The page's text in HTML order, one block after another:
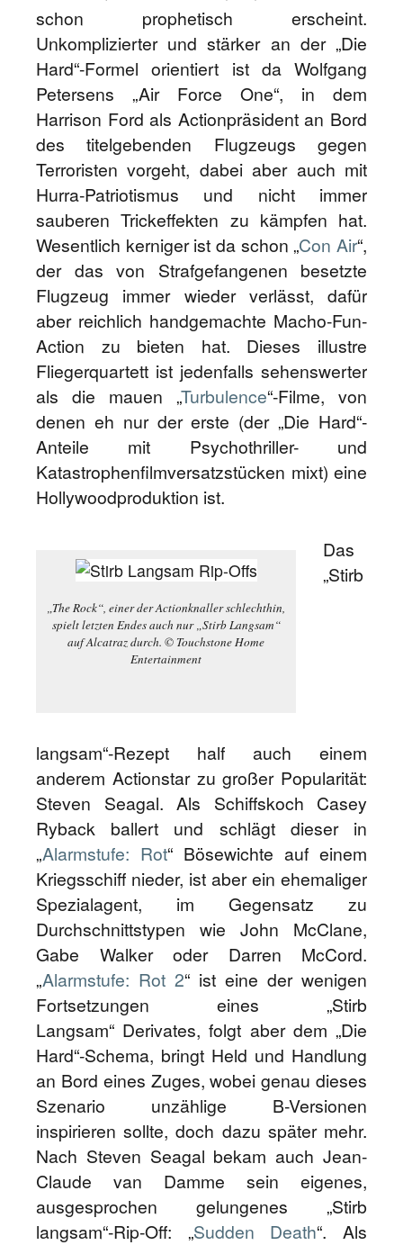
schon prophetisch erscheint.
Unkomplizierter und stärker an der „Die
Hard“-Formel orientiert ist da Wolfgang
Petersens „Air Force One“, in dem
Harrison Ford als Actionpräsident an Bord
des titelgebenden Flugzeugs gegen
Terroristen vorgeht, dabei aber auch mit
Hurra-Patriotismus und nicht immer
sauberen Trickeffekten zu kämpfen hat.
Wesentlich kerniger ist da schon „Con Air“,
der das von Strafgefangenen besetzte
Flugzeug immer wieder verlässt, dafür
aber reichlich handgemachte Macho-Fun-
Action zu bieten hat. Dieses illustre
Fliegerquartett ist jedenfalls sehenswerter
als die mauen „Turbulence“-Filme, von
denen eh nur der erste (der „Die Hard“-
Anteile mit Psychothriller- und
Katastrophenfilmversatzstücken mixt) eine
Hollywoodproduktion ist.
„The Rock“, einer der Actionknaller schlechthin,
spielt letzten Endes auch nur „Stirb Langsam“
auf Alcatraz durch. © Touchstone Home
Entertainment
Das
„Stirb
langsam“-Rezept half auch einem
anderem Actionstar zu großer Popularität:
Steven Seagal. Als Schiffskoch Casey
Ryback ballert und schlägt dieser in
„Alarmstufe: Rot“ Bösewichte auf einem
Kriegsschiff nieder, ist aber ein ehemaliger
Spezialagent, im Gegensatz zu
Durchschnittstypen wie John McClane,
Gabe Walker oder Darren McCord.
„Alarmstufe: Rot 2“ ist eine der wenigen
Fortsetzungen eines „Stirb
Langsam“ Derivates, folgt aber dem „Die
Hard“-Schema, bringt Held und Handlung
an Bord eines Zuges, wobei genau dieses
Szenario unzählige B-Versionen
inspirieren sollte, doch dazu später mehr.
Nach Steven Seagal bekam auch Jean-
Claude van Damme sein eigenes,
ausgesprochen gelungenes „Stirb
langsam“-Rip-Off: „Sudden Death“. Als